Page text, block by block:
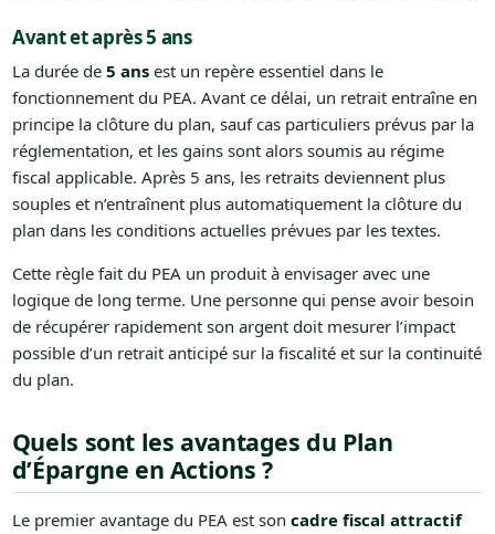
Avant et après 5 ans
La durée de 5 ansest un repère essentiel dans le
fonctionnement du PEA. Avant ce délai, un retrait entraîne en
principe la clôture du plan, sauf cas particuliers prévus par la
réglementation, et les gains sont alors soumis au régime
fiscal applicable. Après 5 ans, les retraits deviennent plus
souples et n’entraînent plus automatiquement la clôture du
plan dans les conditions actuelles prévues par les textes.
Cette règle fait du PEA un produit à envisager avec une
logique de long terme. Une personne qui pense avoir besoin
de récupérer rapidement son argent doit mesurer l’impact
possible d’un retrait anticipé sur la fiscalité et sur la continuité
du plan.
Quels sont les avantages du Plan
d’Épargne en Actions ?
Le premier avantage du PEA est son cadre fiscal attractif